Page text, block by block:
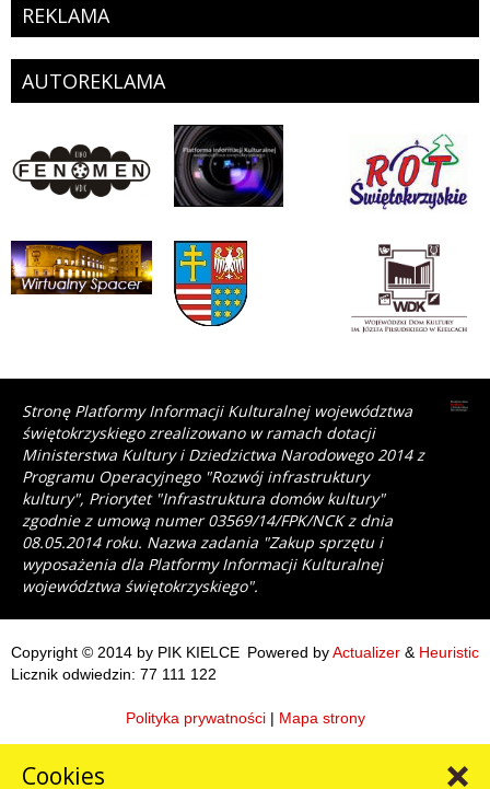
REKLAMA
AUTOREKLAMA
Stronę Platformy Informacji Kulturalnej województwa
świętokrzyskiego zrealizowano w ramach dotacji
Ministerstwa Kultury i Dziedzictwa Narodowego 2014 z
Programu Operacyjnego "Rozwój infrastruktury
kultury", Priorytet "Infrastruktura domów kultury"
zgodnie z umową numer 03569/14/FPK/NCK z dnia
08.05.2014 roku. Nazwa zadania "Zakup sprzętu i
wyposażenia dla Platformy Informacji Kulturalnej
województwa świętokrzyskiego".
Powered byActualizer & Heuristic
Copyright © 2014 by PIK KIELCE
Licznik odwiedzin: 77 111 122
Polityka prywatności | Mapa strony
Cookies